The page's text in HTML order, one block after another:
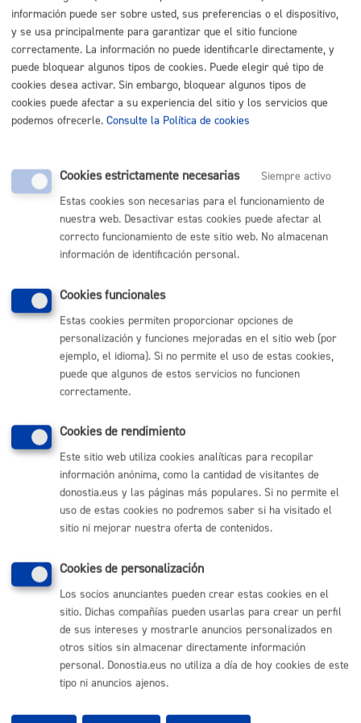
Listado completo de Trámites
Tengo familia - Vivo en pareja
Actividades, programas para la infancia
Convivo con mi pareja
Nace un hijo o hija
Comunícate con el Ayuntamiento de Donostia / San
Sebastián
(gratuito desde Donostia / San Sebastián)
Buzón de la ciudadanía
Informar de un error en la web
Enlaces útiles
Ofertas de empleo
Sede electrónica
Mapas - GeoDonostia
Sala de prensa
Mapa web
Otras páginas web corporativas
Donostia Kirola
Donostia Turismo
información puede ser sobre usted, sus preferencias o el dispositivo,
y se usa principalmente para garantizar que el sitio funcione
correctamente. La información no puede identificarle directamente, y
puede bloquear algunos tipos de cookies. Puede elegir qué tipo de
cookies desea activar. Sin embargo, bloquear algunos tipos de
cookies puede afectar a su experiencia del sitio y los servicios que
podemos ofrecerle. Consulte la Política de cookies
Cookies estrictamente necesarias
Siempre activo
Estas cookies son necesarias para el funcionamiento de
nuestra web. Desactivar estas cookies puede afectar al
correcto funcionamiento de este sitio web. No almacenan
información de identificación personal.
Cookies funcionales
Estas cookies permiten proporcionar opciones de
personalización y funciones mejoradas en el sitio web (por
ejemplo, el idioma). Si no permite el uso de estas cookies,
puede que algunos de estos servicios no funcionen
correctamente.
Cookies de rendimiento
Este sitio web utiliza cookies analíticas para recopilar
información anónima, como la cantidad de visitantes de
donostia.eus y las páginas más populares. Si no permite el
uso de estas cookies no podremos saber si ha visitado el
sitio ni mejorar nuestra oferta de contenidos.
Cookies de personalización
Los socios anunciantes pueden crear estas cookies en el
sitio. Dichas compañías pueden usarlas para crear un perfil
de sus intereses y mostrarle anuncios personalizados en
otros sitios sin almacenar directamente información
personal. Donostia.eus no utiliza a día de hoy cookies de este
tipo ni anuncios ajenos.